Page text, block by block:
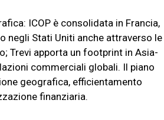
ICOP è consolidata in Francia,
negli Stati Uniti anche attraverso le
Trevi apporta un footprint in Asia-
commerciali globali. Il piano
geografica, efficientamento
finanziaria.